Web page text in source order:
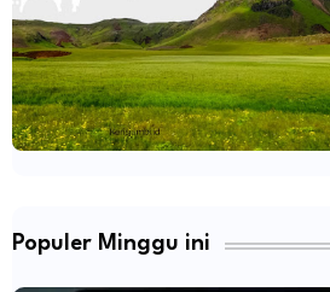
Populer Minggu ini